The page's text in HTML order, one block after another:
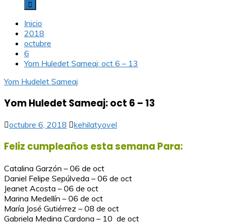
Inicio
2018
octubre
6
Yom Huledet Sameaj: oct 6 – 13
Yom Hudelet Sameaj
Yom Huledet Sameaj: oct 6 – 13
octubre 6, 2018 kehilatyovel
Feliz cumpleaños esta semana Para:
Catalina Garzón – 06 de oct
Daniel Felipe Sepúlveda – 06 de oct
Jeanet Acosta – 06 de oct
Marina Medellín – 06 de oct
María José Gutiérrez – 08 de oct
Gabriela Medina Cardona – 10 de oct